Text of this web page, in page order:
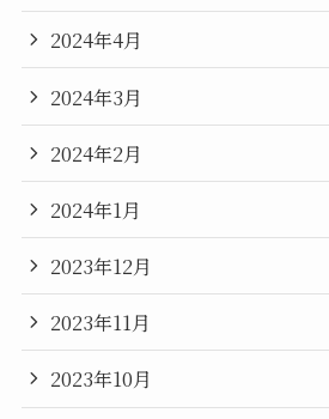
2024年4月
2024年3月
2024年2月
2024年1月
2023年12月
2023年11月
2023年10月